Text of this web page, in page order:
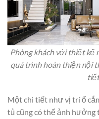
Phòng khách với thiết kế
quá trình hoàn thiện nội
Một chi tiết như vị trí ổ
tủ cũng có thể ảnh hưởng